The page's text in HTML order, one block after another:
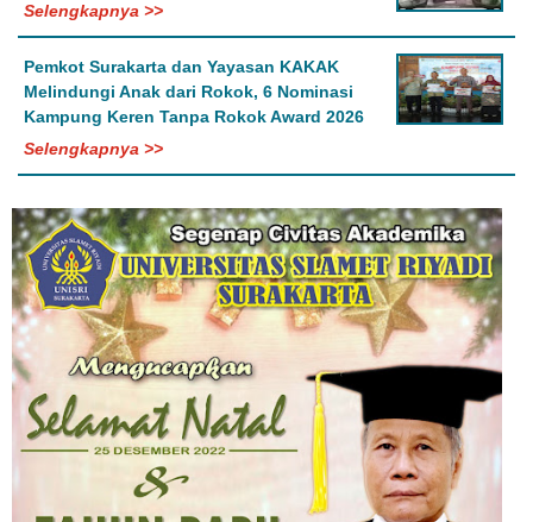
Selengkapnya >>
Pemkot Surakarta dan Yayasan KAKAK
Melindungi Anak dari Rokok, 6 Nominasi
Kampung Keren Tanpa Rokok Award 2026
Selengkapnya >>